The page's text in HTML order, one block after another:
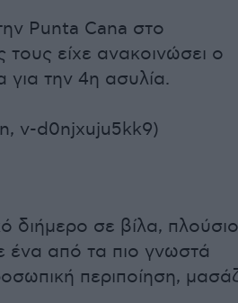
Punta Cana στο
είχε ανακοινώσει ο
για την 4η ασυλία.
v-d0njxuju5kk9)
διήμερο σε βίλα, πλούσιο
ένα από τα πιο γνωστά
περιποίηση,